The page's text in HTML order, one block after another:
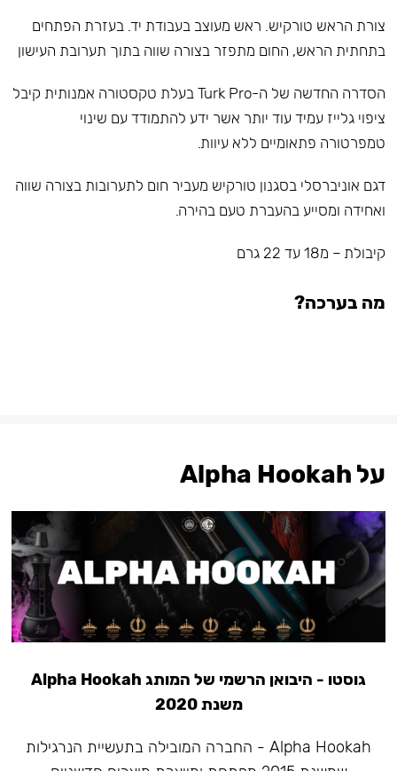
צורת הראש טורקיש. ראש מעוצב בעבודת יד. בעזרת הפתחים
בתחתית הראש, החום מתפזר בצורה שווה בתוך תערובת העישון
הסדרה החדשה של ה-Turk Pro בעלת טקסטורה אמנותית קיבל
ציפוי גלייז עמיד עוד יותר אשר ידע להתמודד עם שינוי
טמפרטורה פתאומיים ללא עיוות.
דגם אוניברסלי בסגנון טורקיש מעביר חום לתערובות בצורה שווה
ואחידה ומסייע בהעברת טעם בהירה.
קיבולת – מ18 עד 22 גרם
מה בערכה?
על Alpha Hookah
גוסטו - היבואן הרשמי של המותג Alpha Hookah
משנת 2020
Alpha Hookah - החברה המובילה בתעשיית הנרגילות